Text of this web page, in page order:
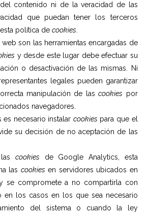
contenido ni de la veracidad de las
que puedan tener los terceros
política decookies
web son las herramientas encargadas de
y desde este lugar debe efectuar su
o desactivación de las mismas. Ni
legales pueden garantizar
manipulación de lascookies por
navegadores.
es necesario instalar cookies para que el
su decisión de no aceptación de las
cookies de Google Analytics, esta
las cookies en servidores ubicados en
se compromete a no compartirla con
en los casos en los que sea necesario
del sistema o cuando la ley